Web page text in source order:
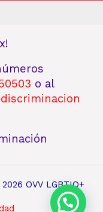
o al
OVV LGBTIQ+